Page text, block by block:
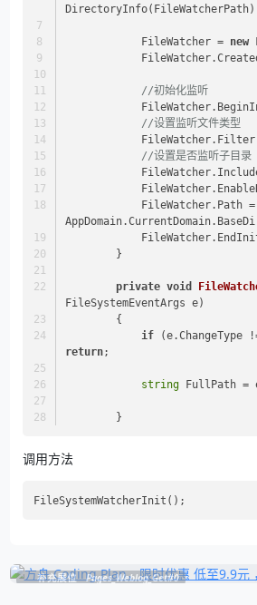
            FileWatcher =
new
//初始化监听
//设置监听文件类型
//设置是否监听子目录
        }
private void
FileSystemEventArgs e)
        {
if
return;
string FullPath =
        }
调用方法
补充展位 Pages_Weblog_Get#0